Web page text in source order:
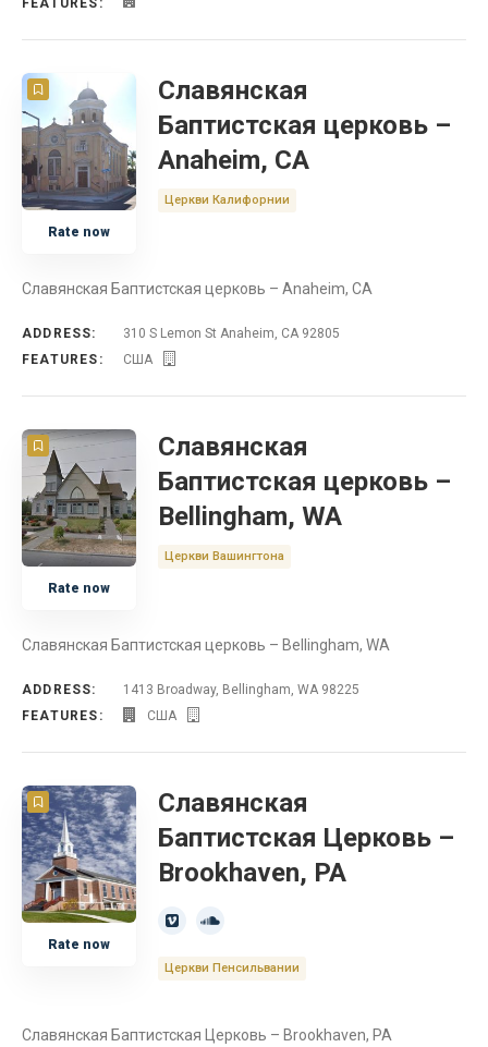
FEATURES:
Rate now
Славянская
Баптистская церковь –
Anaheim, CA
Церкви Калифорнии
Славянская Баптистская церковь – Anaheim, CA
ADDRESS:
310 S Lemon St Anaheim, CA 92805
FEATURES:
США
Rate now
Славянская
Баптистская церковь –
Bellingham, WA
Церкви Вашингтона
Славянская Баптистская церковь – Bellingham, WA
ADDRESS:
1413 Broadway, Bellingham, WA 98225
FEATURES:
США
Rate now
Славянская
Баптистская Церковь –
Brookhaven, PA
Церкви Пенсильвании
Славянская Баптистская Церковь – Brookhaven, PA